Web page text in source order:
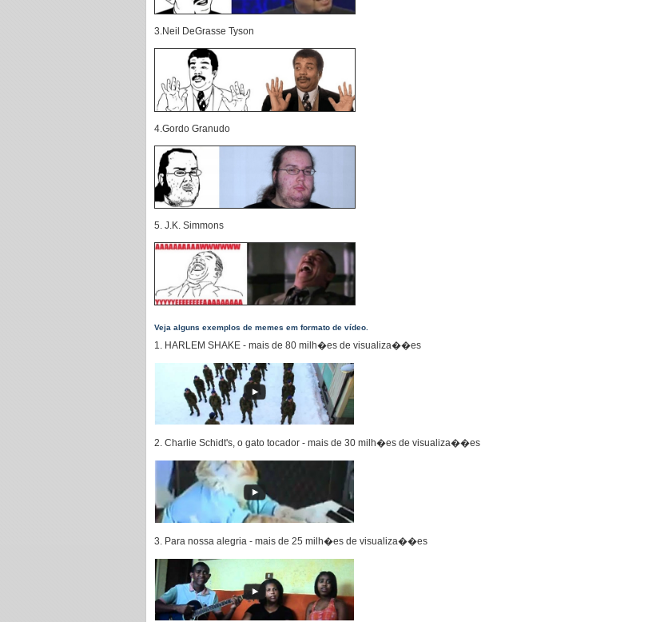
3.Neil DeGrasse Tyson
4.Gordo Granudo
5. J.K. Simmons
Veja alguns exemplos de memes em formato de vídeo.
1. HARLEM SHAKE - mais de 80 milh�es de visualiza��es
2. Charlie Schidt's, o gato tocador - mais de 30 milh�es de visualiza��es
3. Para nossa alegria - mais de 25 milh�es de visualiza��es